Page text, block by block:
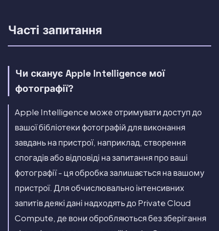
Часті запитання
Чи сканує Apple Intelligence мої
фотографії?
Apple Intelligence може отримувати доступ до
вашої бібліотеки фотографій для виконання
завдань на пристрої, наприклад, створення
спогадів або відповіді на запитання про ваші
фотографії - ця обробка залишається на вашому
пристрої. Для обчислювально інтенсивних
запитів деякі дані надходять до Private Cloud
Compute, де вони обробляються без зберігання